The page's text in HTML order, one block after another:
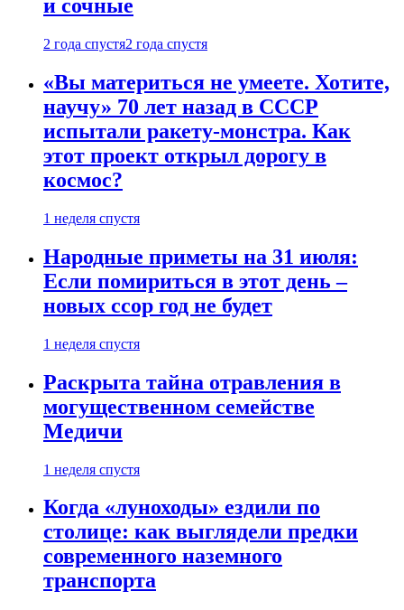
и сочные
2 года спустя2 года спустя
«Вы материться не умеете. Хотите,
научу» 70 лет назад в СССР
испытали ракету-монстра. Как
этот проект открыл дорогу в
космос?
1 неделя спустя
Народные приметы на 31 июля:
Если помириться в этот день –
новых ссор год не будет
1 неделя спустя
Раскрыта тайна отравления в
могущественном семействе
Медичи
1 неделя спустя
Когда «луноходы» ездили по
столице: как выглядели предки
современного наземного
транспорта